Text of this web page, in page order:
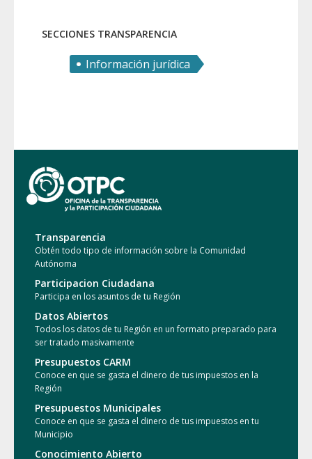
SECCIONES TRANSPARENCIA
Información jurídica
Transparencia
Obtén todo tipo de información sobre la Comunidad
Autónoma
Participacion Ciudadana
Participa en los asuntos de tu Región
Datos Abiertos
Todos los datos de tu Región en un formato preparado para
ser tratado masivamente
Presupuestos CARM
Conoce en que se gasta el dinero de tus impuestos en la
Región
Presupuestos Municipales
Conoce en que se gasta el dinero de tus impuestos en tu
Municipio
Conocimiento Abierto